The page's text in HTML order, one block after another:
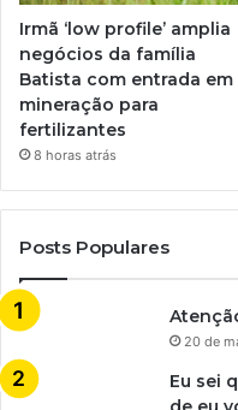
Irmã ‘low profile’ amplia
negócios da família
Batista com entrada em
mineração para
fertilizantes
8 horas atrás
Posts Populares
20 de
Eu sei